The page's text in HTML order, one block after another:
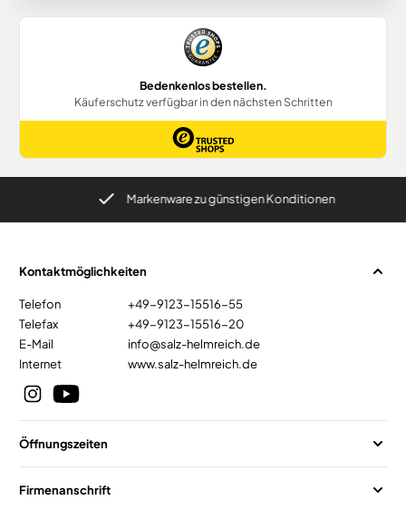
Markenware zu günstigen Konditionen
Kontaktmöglichkeiten
Telefon
+49-9123-15516-55
Telefax
+49-9123-15516-20
E-Mail
info@salz-helmreich.de
Internet
www.salz-helmreich.de
Öffnungszeiten
Firmenanschrift